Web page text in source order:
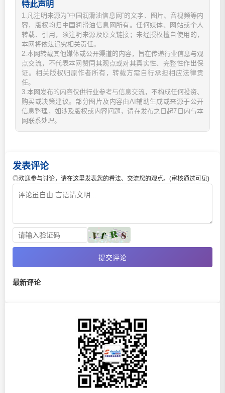
特此声明
1.凡注明来源为“中国润滑油信息网”的文字、图片、音视频等内
容，版权均归中国润滑油信息网所有。任何媒体、网站或个人
转载、引用，须注明来源及原文链接；未经授权擅自使用的，
本网将依法追究相关责任。
2.本网转载其他媒体或公开渠道的内容，旨在传递行业信息与观
点交流，不代表本网赞同其观点或对其真实性、完整性作出保
证。相关版权归原作者所有，转载方需自行承担相应法律责
任。
3.本网发布的内容仅供行业参考与信息交流，不构成任何投资、
购买或决策建议。部分图片及内容由AI辅助生成或来源于公开
信息整理，如涉及版权或内容问题，请在发布之日起7日内与本
网联系处理。
发表评论
◎欢迎参与讨论，请在这里发表您的看法、交流您的观点。(审核通过可见)
提交评论
最新评论